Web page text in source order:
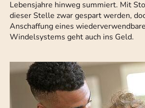
Lebensjahre hinweg summiert. Mit
dieser Stelle zwar gespart werden,
Anschaffung eines
Windelsystems geht auch ins Geld.